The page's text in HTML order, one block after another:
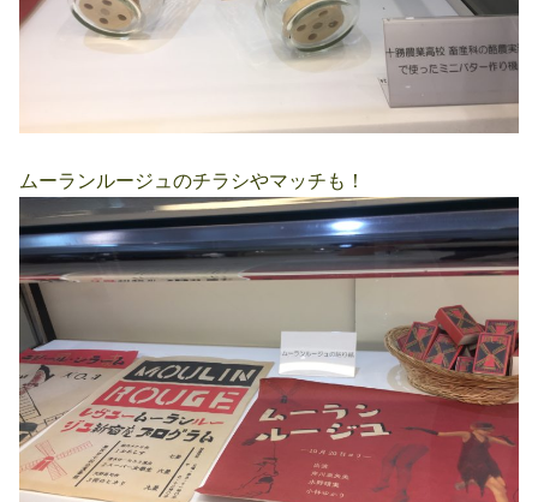
ムーランルージュのチラシやマッチも！